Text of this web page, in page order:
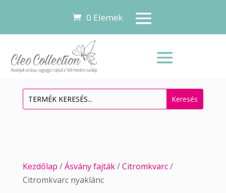
0 Elemek
Kezdőlap /Ásvány fajták/Citromkvarc/
Citromkvarc nyaklánc